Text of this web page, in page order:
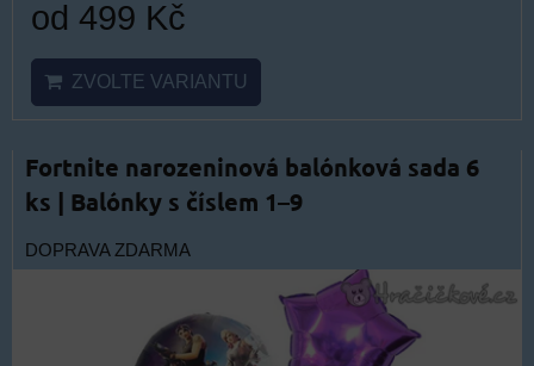
od 499 Kč
ZVOLTE VARIANTU
Fortnite narozeninová balónková sada 6
ks | Balónky s číslem 1–9
DOPRAVA ZDARMA